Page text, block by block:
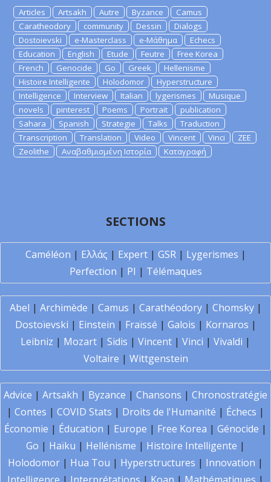
Articles Artsakh Autre Byzance
Camus
Caratheodory
community Dessin
Dialogs
Dostoievski
e-Masterclass e-Μάθημα
Echecs
Education
English Etude Feutre
Free Korea
French
Genocide Go Greek
Hellenisme
Histoire Intelligente
Holodomor
Hyperstructure
Intelligence
Interview Italian lygerismes
Musique
novels
pinterest Poems Portrait
publication
Sahara
Spanish Strategie Talks
Traduction
Transcription
Translation Video Vincent Vinci
ZEE
Zeolithe
Αναβαθμισμένη Ιστορία Καταγραφή
SECTIONS
Caméléon | Ελλάς | Expert| GSR| Lygerismes |
Perfection | PI | Télémaques
Abel | Archimède | Camus | Carathéodory| Chomsky|
Dostoïevski | Einstein | Fraïssé | Galois | Kornaros |
Leibniz | Mozart | Sidis | Vincent | Vinci | Vivaldi |
Voltaire | Wittgenstein
Advice | Artsakh | Byzance | Chansons | Chronostratégie
| Contes | COVID Stats | Droits de l'Humanité | Échecs |
Économie | Éducation | Europe | Free Korea | Génocide |
Go | Haïku | Hellénisme | Histoire Intelligente |
Holodomor | Hua Tou | Hyperstructures | Innovation |